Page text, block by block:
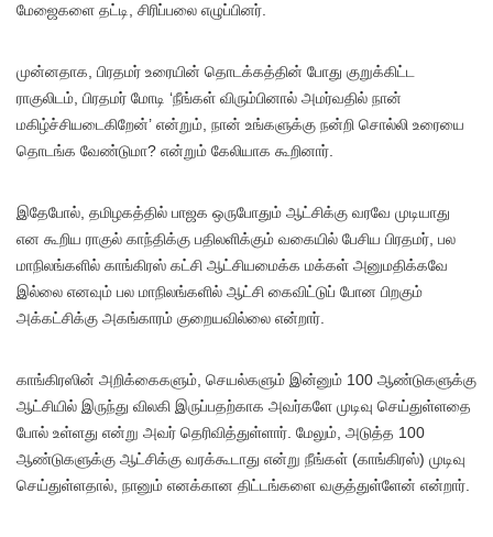
மேஜைகளை தட்டி, சிரிப்பலை எழுப்பினர்.
முன்னதாக, பிரதமர் உரையின் தொடக்கத்தின் போது குறுக்கிட்ட
ராகுலிடம், பிரதமர் மோடி ‘நீங்கள் விரும்பினால் அமர்வதில் நான்
மகிழ்ச்சியடைகிறேன்’ என்றும், நான் உங்களுக்கு நன்றி சொல்லி உரையை
தொடங்க வேண்டுமா? என்றும் கேலியாக கூறினார்.
இதேபோல், தமிழகத்தில் பாஜக ஒருபோதும் ஆட்சிக்கு வரவே முடியாது
என கூறிய ராகுல் காந்திக்கு பதிலளிக்கும் வகையில் பேசிய பிரதமர், பல
மாநிலங்களில் காங்கிரஸ் கட்சி ஆட்சியமைக்க மக்கள் அனுமதிக்கவே
இல்லை எனவும் பல மாநிலங்களில் ஆட்சி கைவிட்டுப் போன பிறகும்
அக்கட்சிக்கு அகங்காரம் குறையவில்லை என்றார்.
காங்கிரஸின் அறிக்கைகளும், செயல்களும் இன்னும் 100 ஆண்டுகளுக்கு
ஆட்சியில் இருந்து விலகி இருப்பதற்காக அவர்களே முடிவு செய்துள்ளதை
போல் உள்ளது என்று அவர் தெரிவித்துள்ளார். மேலும், அடுத்த 100
ஆண்டுகளுக்கு ஆட்சிக்கு வரக்கூடாது என்று நீங்கள் (காங்கிரஸ்) முடிவு
செய்துள்ளதால், நானும் எனக்கான திட்டங்களை வகுத்துள்ளேன் என்றார்.